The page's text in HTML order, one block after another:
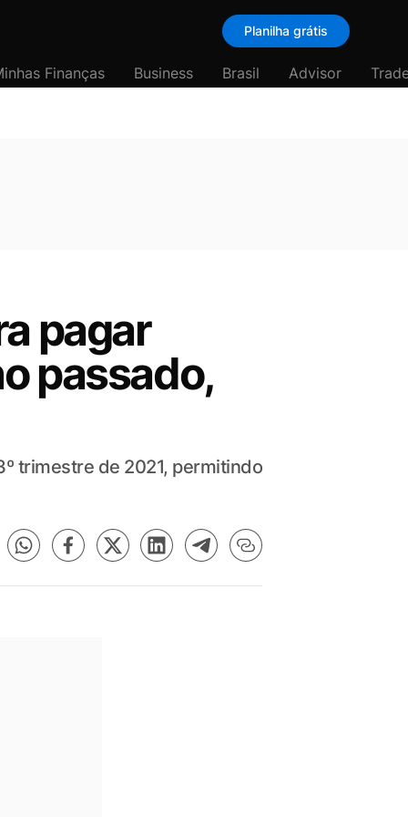
Planilha grátis
Finanças Business Brasil Advisor
pagar
passado,
trimestre de 2021, permitindo